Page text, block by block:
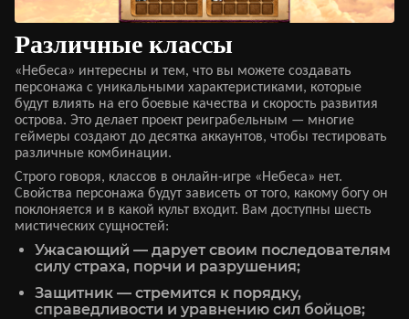
Различные классы
«Небеса» интересны и тем, что вы можете создавать
персонажа с уникальными характеристиками, которые
будут влиять на его боевые качества и скорость развития
острова. Это делает проект реиграбельным — многие
геймеры создают до десятка аккаунтов, чтобы тестировать
различные комбинации.
Строго говоря, классов в онлайн-игре «Небеса» нет.
Свойства персонажа будут зависеть от того, какому богу он
поклоняется и в какой культ входит. Вам доступны шесть
мистических сущностей:
Ужасающий — дарует своим последователям
силу страха, порчи и разрушения;
Защитник — стремится к порядку,
справедливости и уравнению сил бойцов;